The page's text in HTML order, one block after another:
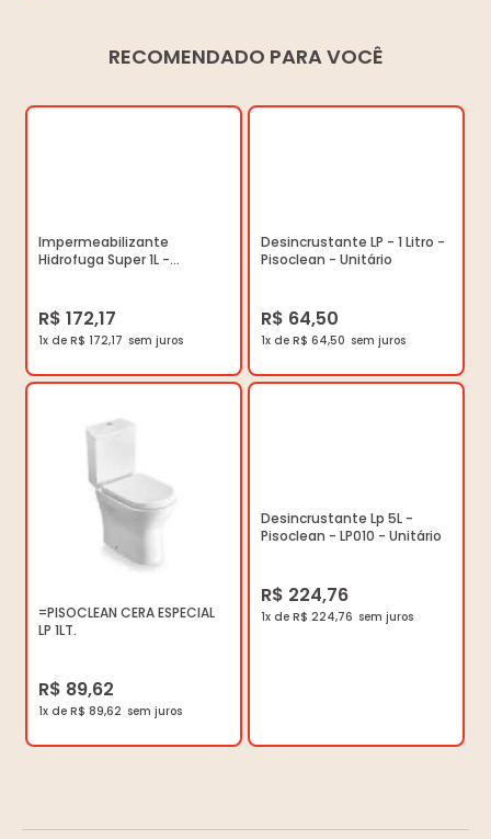
RECOMENDADO PARA VOCÊ
Impermeabilizante
Hidrofuga Super 1L -
R$ 172,17
1x de R$ 172,17
Desincrustante LP - 1 Litro -
Pisoclean - Unitário
R$ 64,50
1x de R$ 64,50
=PISOCLEAN CERA ESPECIAL
LP 1LT.
R$ 89,62
1x de R$ 89,62
Desincrustante Lp 5L -
Pisoclean - LP010 - Unitário
R$ 224,76
1x de R$ 224,76